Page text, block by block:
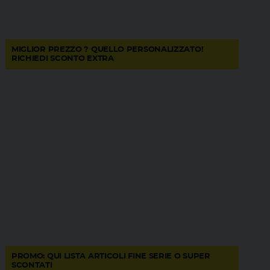
MIGLIOR PREZZO ? QUELLO PERSONALIZZATO!
RICHIEDI SCONTO EXTRA
PROMO: QUI LISTA ARTICOLI FINE SERIE O SUPER
SCONTATI